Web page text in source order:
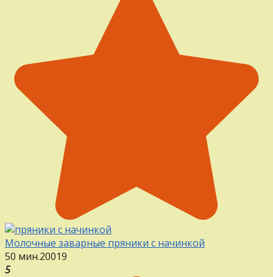
Молочные заварные пряники с начинкой
50 мин.20019
5